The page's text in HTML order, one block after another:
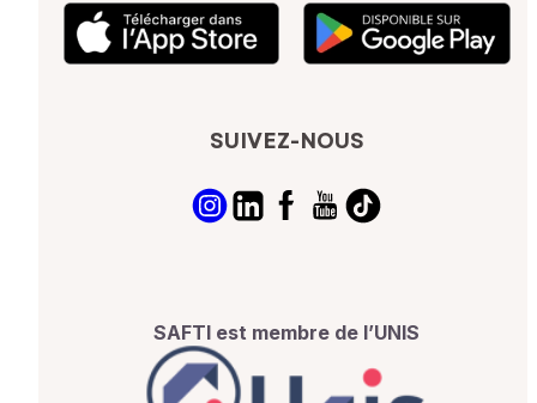
SUIVEZ-NOUS
SAFTI est membre de l’UNIS